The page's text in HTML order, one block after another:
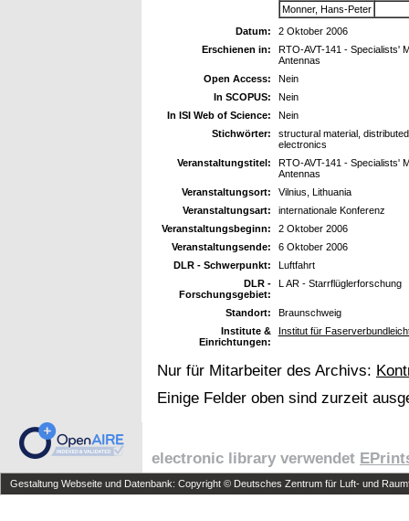
Monner, Hans-Peter
Datum:
2 Oktober 2006
Erschienen in:
RTO-AVT-141 - Specialists'
Antennas
Open Access:
Nein
In SCOPUS:
Nein
In ISI Web of Science:
Nein
Stichwörter:
structural material,
electronics
Veranstaltungstitel:
RTO-AVT-141 - Specialists'
Antennas
Veranstaltungsort:
Vilnius, Lithuania
Veranstaltungsart:
internationale Konferenz
Veranstaltungsbeginn:
2 Oktober 2006
Veranstaltungsende:
6 Oktober 2006
DLR - Schwerpunkt:
Luftfahrt
DLR -
Forschungsgebiet:
L AR - Starrflüglerforschung
Standort:
Braunschweig
Institute &
Einrichtungen:
Institut für
Nur für Mitarbeiter des Archivs:
Einige Felder oben sind zurzeit
electronic library verwendet
Gestaltung Webseite und Datenbank: Copyright © Deutsches Zentrum für Luft- und